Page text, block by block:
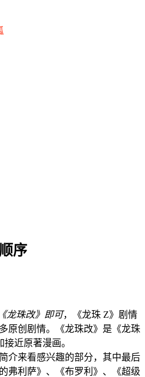
序
龙珠改》即可，《龙珠 Z》剧情
原创剧情。《龙珠改》是《龙珠
近原著漫画。
介来看感兴趣的部分，其中最后
弗利萨》、《布罗利》、《超级